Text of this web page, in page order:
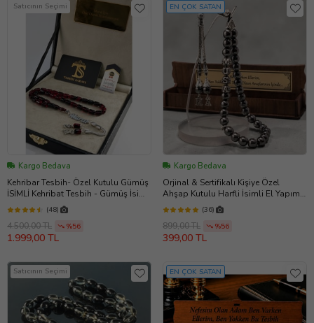
Satıcının Seçimi
Kargo Bedava
Kehribar Tesbih- Özel Kutulu Gümüş
İSİMLİ Kehribat Tesbih - Gümüş İsimli
TEsbih (Kırmızı) (Kırmızı-Siyah)
(48)
4.500,00 TL %56
1.999,00 TL
EN ÇOK SATAN
Kargo Bedava
Orjinal & Sertifikalı Kişiye Özel
Ahşap Kutulu Harfli İsimli El Yapımı
Hematit Taşı Tesbih
(36)
899,00 TL %56
399,00 TL
Satıcının Seçimi EN ÇOK SATAN